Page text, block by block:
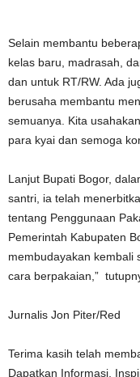
Selain membantu
kelas baru, madrasah,
dan untuk RT/RW. Ada
berusaha membantu
semuanya. Kita
para kyai dan semoga
Lanjut Bupati Bogor,
santri, ia telah
tentang Penggunaan
Pemerintah Kabupaten
membudayakan kembali
cara berpakaian,”
Jurnalis Jon Piter/Red
Terima kasih telah
Dapatkan Informasi,